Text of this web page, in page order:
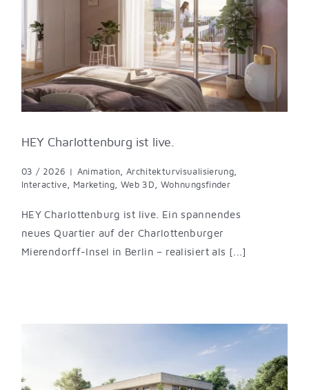
HEY Charlottenburg ist live.
03 / 2026 | Animation, Architekturvisualisierung,
Interactive, Marketing, Web 3D, Wohnungsfinder
HEY Charlottenburg ist live. Ein spannendes
neues Quartier auf der Charlottenburger
Mierendorff-Insel in Berlin – realisiert als [...]